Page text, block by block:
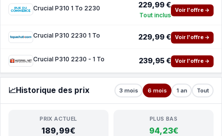
Crucial P310 1 To 2230 229,99 €
Tout inclus
Voir l'offre →
Crucial P310 2230 1 To 229,99 € Voir l'offre →
Crucial P310 2230 - 1 To 239,95 € Voir l'offre →
📈Historique des prix 3 mois 6 mois 1 an Tout
PRIX ACTUEL
189,99€
PLUS BAS
94,23€